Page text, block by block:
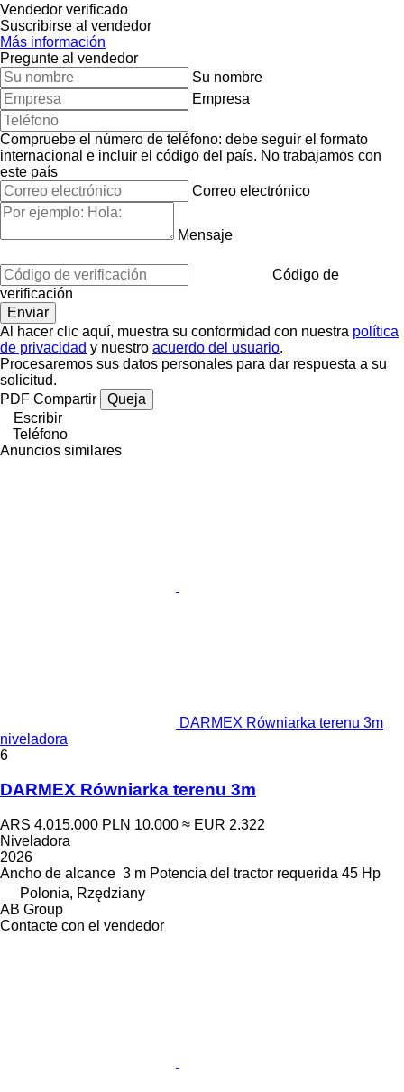
Vendedor verificado
Suscribirse al vendedor
Más información
Pregunte al vendedor
Su nombre
Empresa
Compruebe el número de teléfono: debe seguir el formato
internacional e incluir el código del país. No trabajamos con
este país
Correo electrónico
Mensaje
Código de
verificación
Al hacer clic aquí, muestra su conformidad con nuestra política
de privacidad y nuestro acuerdo del usuario.
Procesaremos sus datos personales para dar respuesta a su
solicitud.
PDF Compartir
Queja
Escribir
Teléfono
Anuncios similares
DARMEX Równiarka terenu 3m
niveladora
6
DARMEX Równiarka terenu 3m
ARS 4.015.000 PLN 10.000 ≈ EUR 2.322
Niveladora
2026
Ancho de alcance 3 m Potencia del tractor requerida 45 Hp
Polonia, Rzędziany
AB Group
Contacte con el vendedor